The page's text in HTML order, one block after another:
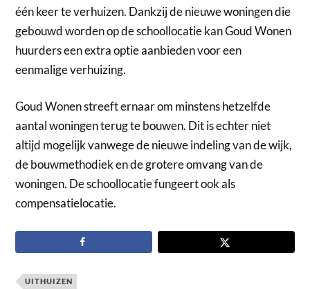
één keer te verhuizen. Dankzij de nieuwe woningen die
gebouwd worden op de schoollocatie kan Goud Wonen
huurders een extra optie aanbieden voor een
eenmalige verhuizing.
Goud Wonen streeft ernaar om minstens hetzelfde
aantal woningen terug te bouwen. Dit is echter niet
altijd mogelijk vanwege de nieuwe indeling van de wijk,
de bouwmethodiek en de grotere omvang van de
woningen. De schoollocatie fungeert ook als
compensatielocatie.
UITHUIZEN